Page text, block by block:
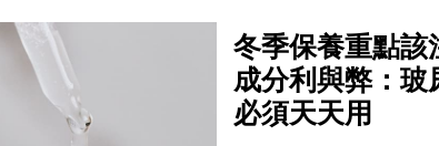
冬季保養重點該
成分利與弊：玻
必須天天用